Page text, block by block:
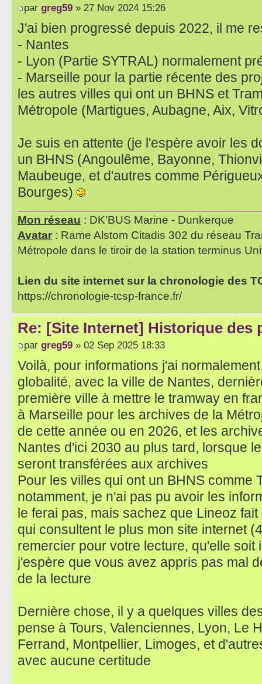
par greg59 » 27 Nov 2024 15:26
J'ai bien progressé depuis 2022, il me
- Nantes
- Lyon (Partie SYTRAL) normalement
- Marseille pour la partie récente des
les autres villes qui ont un BHNS et
Métropole (Martigues, Aubagne, Aix,
Je suis en attente (je l'espère avoir les
un BHNS (Angoulême, Bayonne,
Maubeuge, et d'autres comme
Bourges)
Mon réseau : DK'BUS Marine - Dunkerque
Avatar : Rame Alstom Citadis 302 du réseau
Métropole dans le tiroir de la station terminus
Lien du site internet sur la chronologie des
https://chronologie-tcsp-france.fr/
Re: [Site Internet] Historique des
par greg59 » 02 Sep 2025 18:33
Voilà, pour informations j'ai
globalité, avec la ville de Nantes,
première ville à mettre le tramway en
à Marseille pour les archives de la
de cette année ou en 2026, et les
Nantes d'ici 2030 au plus tard, lorsque
seront transférées aux archives
Pour les villes qui ont un BHNS comme
notamment, je n'ai pas pu avoir les
le ferai pas, mais sachez que Lineoz
qui consultent le plus mon site internet
remercier pour votre lecture, qu'elle soit
j'espère que vous avez appris pas mal
de la lecture
Dernière chose, il y a quelques villes
pense à Tours, Valenciennes, Lyon, Le
Ferrand, Montpellier, Limoges, et
avec aucune certitude